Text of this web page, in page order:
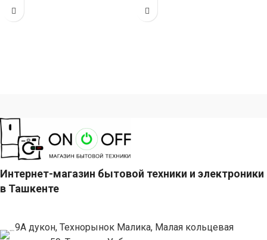
(габариты 65
Интернет-магазин бытовой техники и электроники
в Ташкенте
9А дукон, Технорынок Малика, Малая кольцевая